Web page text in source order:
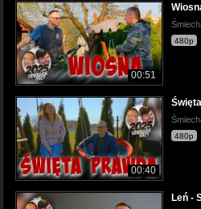
00:51
480p
00:40
480p
Leń -